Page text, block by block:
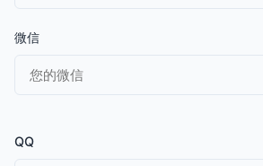
微信
QQ